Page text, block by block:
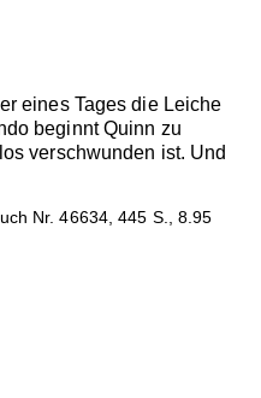
eines Tages die Leiche
beginnt Quinn zu
verschwunden ist. Und
Nr. 46634, 445 S., 8.95